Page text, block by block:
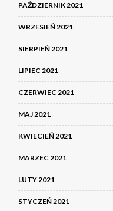
PAŹDZIERNIK 2021
WRZESIEŃ 2021
SIERPIEŃ 2021
LIPIEC 2021
CZERWIEC 2021
MAJ 2021
KWIECIEŃ 2021
MARZEC 2021
LUTY 2021
STYCZEŃ 2021